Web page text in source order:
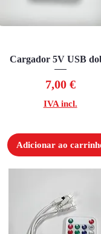
Visualização rápida
Cargador 5V USB
Preço
7,00 €
IVA incl.
Adicionar ao